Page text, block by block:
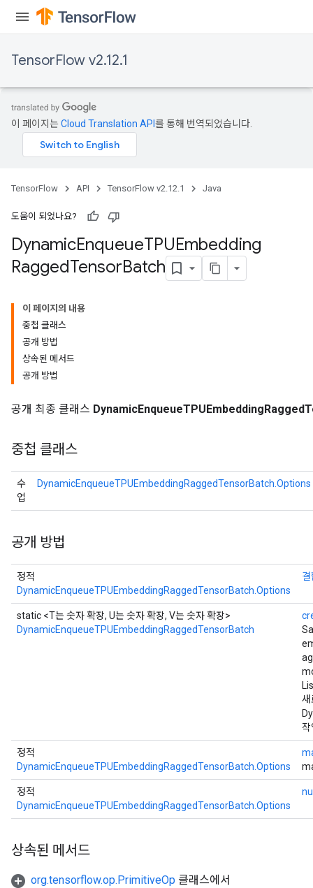
TensorFlow v2.12.1
이 페이지는Cloud Translation API 를 통해 번역되었습니다.
TensorFlow API TensorFlow v2.12.1 Java
도움이 되었나요?
DynamicEnqueueTPUEmbedding
RaggedTensorBatch
이 페이지의 내용
중첩 클래스
공개 방법
상속된 메서드
공개 방법
공개 최종 클래스
중첩 클래스
수
업
DynamicEnqueueTPUEmbeddingRaggedTensorBatch.Options
공개 방법
정적
DynamicEnqueueTPUEmbeddingRaggedTensorBatch.Options
static <T는 숫자 확장, U는 숫자 확장, V는 숫자 확장>
DynamicEnqueueTPUEmbeddingRaggedTensorBatch
새
작
정적
DynamicEnqueueTPUEmbeddingRaggedTensorBatch.Options
정적
DynamicEnqueueTPUEmbeddingRaggedTensorBatch.Options
상속된 메서드
org.tensorflow.op.PrimitiveOp 클래스에서